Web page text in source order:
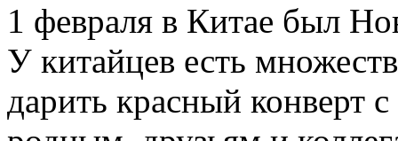
1 февраля в Китае был
У китайцев есть
дарить красный конверт